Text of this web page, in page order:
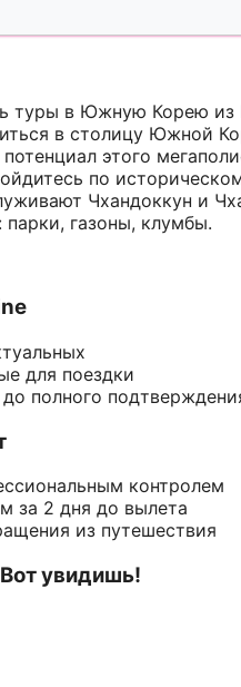
туры в Южную Корею из
в столицу Южной
этого
по
Чхандоккун и
газоны, клумбы.
для поездки
полного
контролем
за 2 дня до вылета
из путешествия
увидишь!